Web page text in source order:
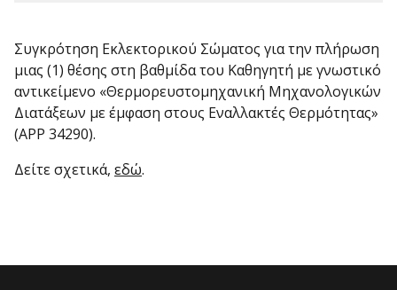
Συγκρότηση Εκλεκτορικού Σώματος για την πλήρωση
μιας (1) θέσης στη βαθμίδα του Καθηγητή με γνωστικό
αντικείμενο «Θερμορευστομηχανική Μηχανολογικών
Διατάξεων με έμφαση στους Εναλλακτές Θερμότητας»
(ΑΡΡ 34290).
Δείτε σχετικά, εδώ.